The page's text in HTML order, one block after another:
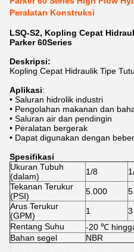
Peralatan Konstruksi
LSQ-S2, Kopling Cepat
Parker 60Series
Deskripsi:
Kopling Cepat Hidraulik Tipe
Aplikasi:
• Saluran hidrolik industri
• Pengolahan makanan dan
• Saluran air dan pendingin
• Peralatan bergerak
• Dapat digunakan dengan
Spesifikasi
Ukuran Tubuh
(dalam)
1/8
Tekanan Terukur
(PSI)
5.000
Arus Terukur
(GPM)
1 3
Rentang Suhu
-20 ℃
Bahan segel
NBR